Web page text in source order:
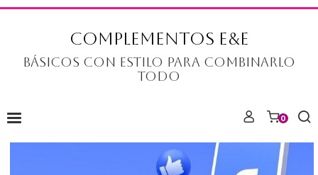
COMPLEMENTOS E&E
Básicos con estilo para combinarlo
todo
0